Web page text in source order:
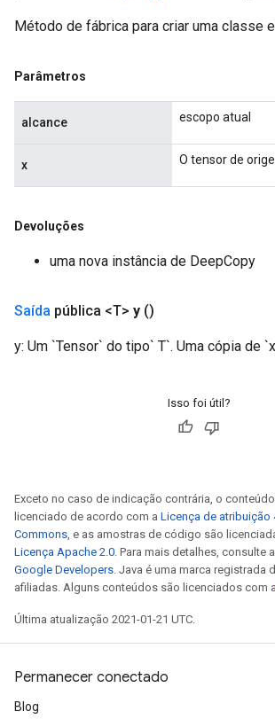
Método de fábrica para criar uma classe
Parâmetros
alcance escopo atual
x O tensor de
Devoluções
uma nova instância de DeepCopy
Saída pública <T> y ()
y: Um `Tensor` do tipo` T`. Uma cópia de
Isso foi útil?
Exceto no caso de indicação contrária, o
licenciado de acordo com a Licença de atribuição
Commons, e as amostras de código são
Licença Apache 2.0. Para mais detalhes, consulte
Google Developers. Java é uma marca registrada
afiliadas. Alguns conteúdos são licenciados com a
Última atualização 2021-01-21 UTC.
Permanecer conectado
Blog